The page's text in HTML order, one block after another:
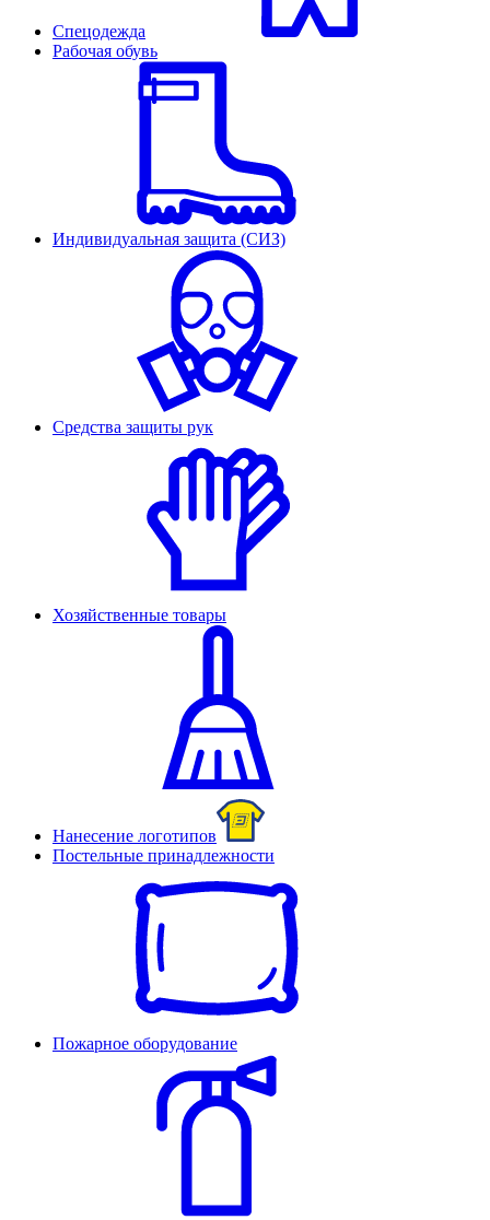
Спецодежда
Рабочая обувь
Индивидуальная защита (СИЗ)
Средства защиты рук
Хозяйственные товары
Нанесение логотипов
Постельные принадлежности
Пожарное оборудование